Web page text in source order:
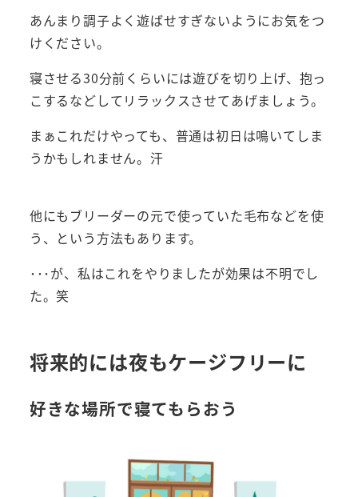
あんまり調子よく遊ばせすぎないようにお気をつ
けください。
寝させる30分前くらいには遊びを切り上げ、抱っ
こするなどしてリラックスさせてあげましょう。
まぁこれだけやっても、普通は初日は鳴いてしま
うかもしれません。汗
他にもブリーダーの元で使っていた毛布などを使
う、という方法もあります。
･･･が、私はこれをやりましたが効果は不明でし
た。笑
将来的には夜もケージフリーに
好きな場所で寝てもらおう